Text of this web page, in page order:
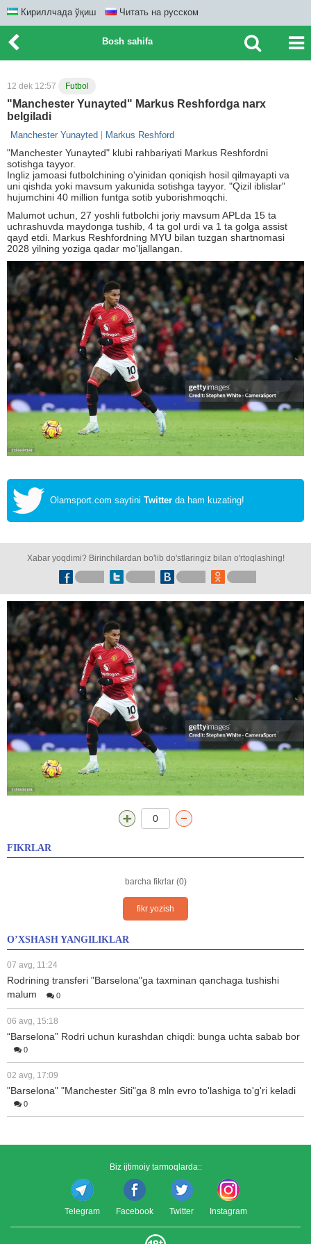
Кириллчада ўқиш Читать на русском
Bosh sahifa
12 dek 12:57 Futbol
"Manchester Yunayted" Markus Reshfordga narx
belgiladi
Manchester Yunayted Markus Reshford
"Manchester Yunayted" klubi rahbariyati Markus Reshfordni
sotishga tayyor.
Ingliz jamoasi futbolchining o'yinidan qoniqish hosil qilmayapti va
uni qishda yoki mavsum yakunida sotishga tayyor. "Qizil iblislar"
hujumchini 40 million funtga sotib yuborishmoqchi.
Malumot uchun, 27 yoshli futbolchi joriy mavsum APLda 15 ta
uchrashuvda maydonga tushib, 4 ta gol urdi va 1 ta golga assist
qayd etdi. Markus Reshfordning MYU bilan tuzgan shartnomasi
2028 yilning yoziga qadar mo'ljallangan.
Olamsport.com saytini Twitter da ham kuzating!
Xabar yoqdimi? Birinchilardan bo'lib do'stlaringiz bilan o'rtoqlashing!
0
FIKRLAR
barcha fikrlar (0)
fikr yozish
O’XSHASH YANGILIKLAR
07 avg, 11:24
Rodrining transferi "Barselona"ga taxminan qanchaga tushishi
malum
0
06 avg, 15:18
“Barselona” Rodri uchun kurashdan chiqdi: bunga uchta sabab bor
0
02 avg, 17:09
"Barselona" "Manchester Siti"ga 8 mln evro to'lashiga to'g'ri keladi
0
Biz ijtimoiy tarmoqlarda::
Telegram Facebook Twitter Instagram